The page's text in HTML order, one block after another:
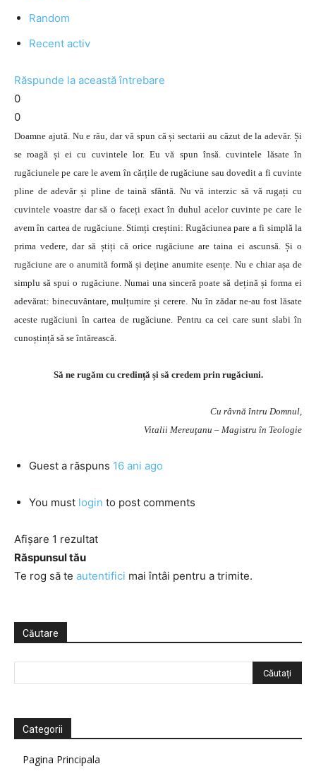
Random
Recent activ
Răspunde la această întrebare
0
0
Doamne ajută. Nu e rău, dar vă spun că și sectarii au căzut de la adevăr. Și
se roagă și ei cu cuvintele lor. Eu vă spun însă. cuvintele lăsate în
rugăciunele pe care le avem în cărțile de rugăciune sau dovedit a fi cuvinte
pline de adevăr și pline de taină sfântă. Nu vă interzic să vă rugați cu
cuvintele voastre dar să o faceți exact în duhul acelor cuvinte pe care le
avem în cartea de rugăciune. Stimți creștini: Rugăciunea pare a fi simplă la
prima vedere, dar să știți că orice rugăciune are taina ei ascunsă. Și o
rugăciune are o anumită formă și deține anumite esențe. Nu e chiar așa de
simplu să spui o rugăciune. Numai una sinceră poate să dețină și forma ei
adevărat: binecuvântare, mulțumire și cerere. Nu în zădar ne-au fost lăsate
aceste rugăciuni în cartea de rugăciune. Pentru ca cei care sunt slabi în
cunoștință să se întărească.
Să ne rugăm cu credință și să credem prin rugăciuni.
Cu râvnă întru Domnul,
Vitalii Mereuţanu – Magistru în Teologie
Guest a răspuns 16 ani ago
You must login to post comments
Afișare 1 rezultat
Răspunsul tău
Te rog să te autentifici mai întâi pentru a trimite.
Căutare
Categorii
Pagina Principala